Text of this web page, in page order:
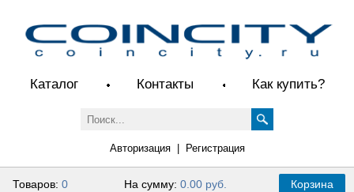
Каталог Контакты Как купить?
Авторизация| Регистрация
Товаров:0 На сумму: 0.00 руб. Корзина